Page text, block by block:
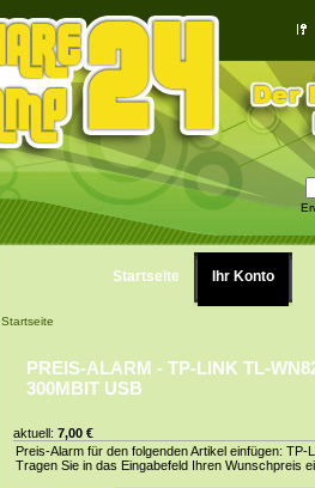
Startseite Ihr Konto
Startseite
PREIS-ALARM - TP-LINK TL-
300MBIT USB
aktuell: 7,00 €
Preis-Alarm für den folgenden Artikel einfügen: TP-
Tragen Sie in das Eingabefeld Ihren Wunschpreis